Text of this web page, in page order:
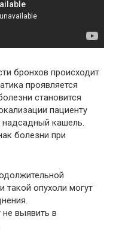
бронхов происходит
проявляется
становится
пациенту
кашель.
болезни при
такой опухоли могут
выявить в